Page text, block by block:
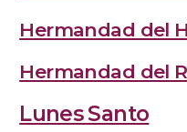
Hermandad del
Hermandad del
Lunes Santo